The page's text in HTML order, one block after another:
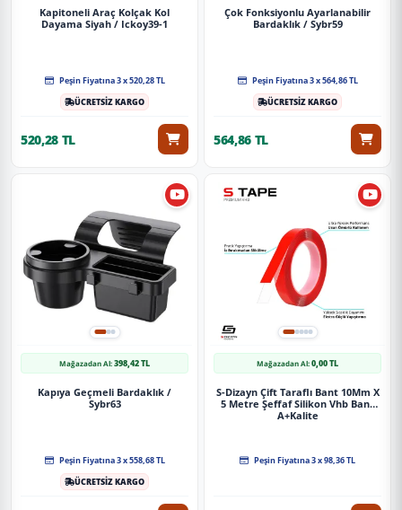
Kapitoneli Araç Kolçak Kol
Dayama Siyah / Ickoy39-1
Peşin Fiyatına 3 x 520,28 TL
ÜCRETSİZ KARGO
520,28 TL
Çok Fonksiyonlu Ayarlanabilir
Bardaklık / Sybr59
Peşin Fiyatına 3 x 564,86 TL
ÜCRETSİZ KARGO
564,86 TL
Mağazadan Al:398,42 TL
Kapıya Geçmeli Bardaklık /
Sybr63
Peşin Fiyatına 3 x 558,68 TL
ÜCRETSİZ KARGO
Mağazadan Al:0,00 TL
S-Dizayn Çift Taraflı Bant 10Mm X
5 Metre Şeffaf Silikon Vhb Bant
A+Kalite
Peşin Fiyatına 3 x 98,36 TL